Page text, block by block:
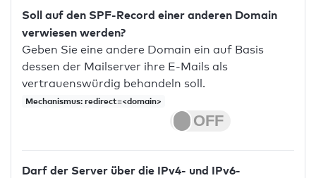
Soll auf den SPF-Record einer anderen Domain
verwiesen werden?
Geben Sie eine andere Domain ein auf Basis
dessen der Mailserver ihre E-Mails als
vertrauenswürdig behandeln soll.
Mechanismus: redirect=<domain>
Darf der Server über die IPv4- und IPv6-